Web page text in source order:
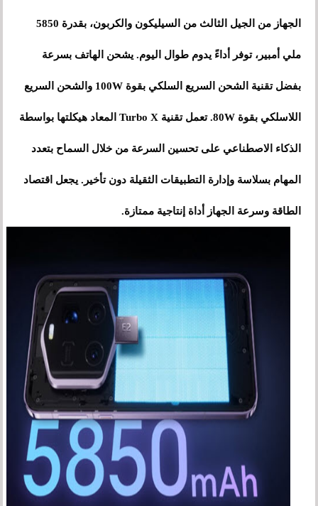
الجهاز من الجيل الثالث من السيليكون والكربون، بقدرة 5850
ملي أمبير، توفر أداءً يدوم طوال اليوم. يشحن الهاتف بسرعة
بفضل تقنية الشحن السريع السلكي بقوة 100W والشحن السريع
اللاسلكي بقوة 80W. تعمل تقنية Turbo X المعاد هيكلتها بواسطة
الذكاء الاصطناعي على تحسين السرعة من خلال السماح بتعدد
المهام بسلاسة وإدارة التطبيقات الثقيلة دون تأخير. يجعل اقتصاد
الطاقة وسرعة الجهاز أداة إنتاجية ممتازة.